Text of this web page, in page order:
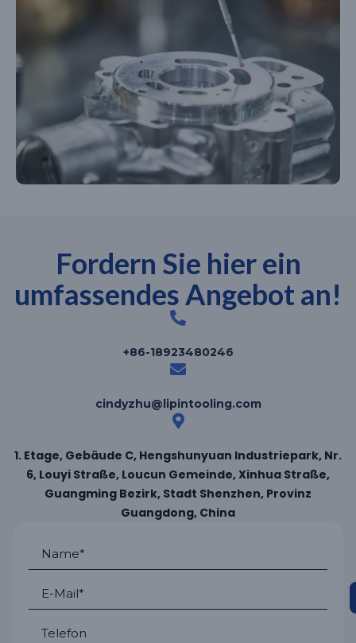
Fordern Sie hier ein
umfassendes Angebot an!
+86-18923480246
cindyzhu@lipintooling.com
1. Etage, Gebäude C, Hengshunyuan Industriepark, Nr.
6, Louyi Straße, Loucun Gemeinde, Xinhua Straße,
Guangming Bezirk, Stadt Shenzhen, Provinz
Guangdong, China